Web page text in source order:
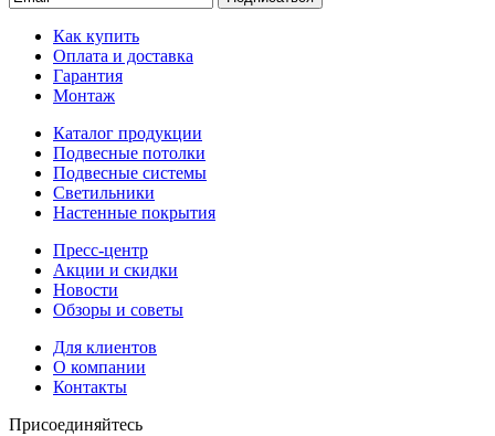
Как купить
Оплата и доставка
Гарантия
Монтаж
Каталог продукции
Подвесные потолки
Подвесные системы
Светильники
Настенные покрытия
Пресс-центр
Акции и скидки
Новости
Обзоры и советы
Для клиентов
О компании
Контакты
Присоединяйтесь